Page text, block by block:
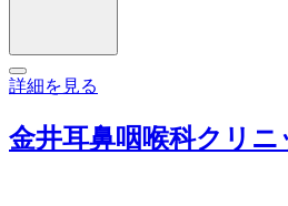
詳細を見る
金井耳鼻咽喉科クリニ